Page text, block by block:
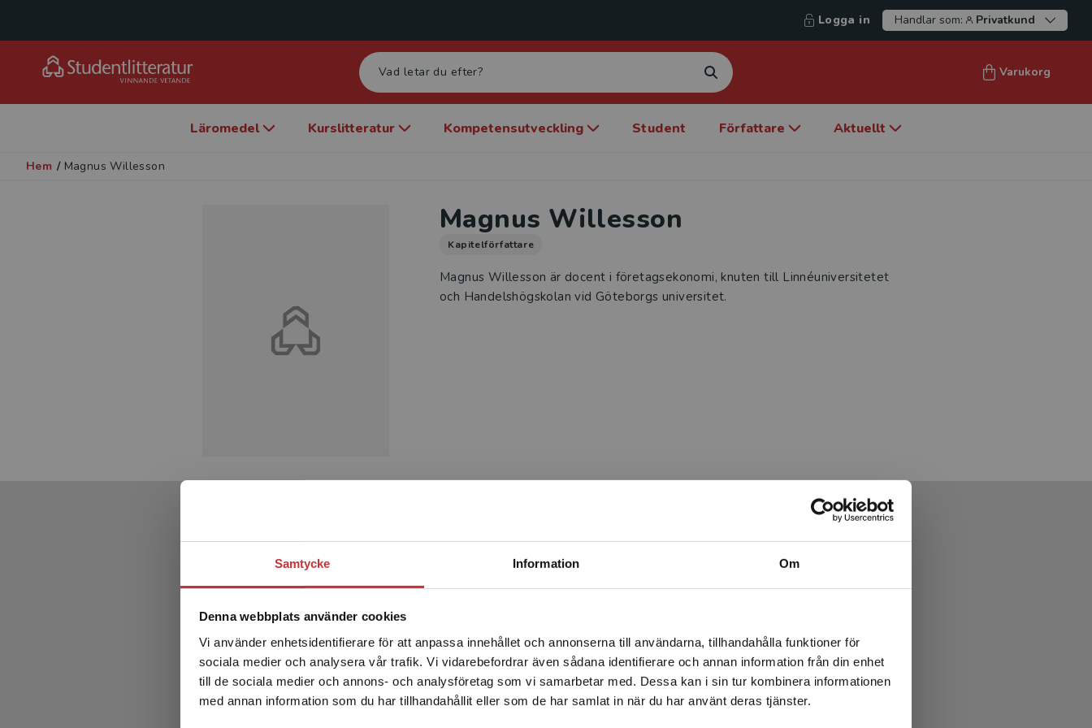
Samtycke Information Om
Denna webbplats använder cookies
Vi använder enhetsidentifierare för att anpassa innehållet och annonserna till användarna, tillhandahålla funktioner för
sociala medier och analysera vår trafik. Vi vidarebefordrar även sådana identifierare och annan information från din enhet
till de sociala medier och annons- och analysföretag som vi samarbetar med. Dessa kan i sin tur kombinera informationen
med annan information som du har tillhandahållit eller som de har samlat in när du har använt deras tjänster.
Begränsad fraktregion
Det verkar som att du besöker studentlitteratur.se via en
enhet utanför Sverige. Vi erbjuder inte leveranser utanför
Sverige. För att kunna slutföra ett köp måste
leveransadressen vara i Sverige.Läs mer
Logga in Handlar som: Privatkund
Varukorg
Läromedel Kurslitteratur Kompetensutveckling Student Författare Aktuellt
Hem / Magnus Willesson
Magnus Willesson
Kapitelförfattare
Magnus Willesson är docent i företagsekonomi, knuten till Linnéuniversitetet
och Handelshögskolan vid Göteborgs universitet.
Produkter